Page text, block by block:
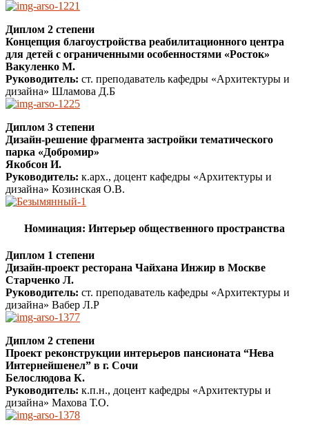
Диплом 2 степени
Концепция благоустройства реабилитационного центра
для детей с ограниченными особенностями «Росток»
Вакуленко М.
Руководитель: ст. преподаватель кафедры «Архитектуры и
дизайна» Шламова Д.Б
Диплом 3 степени
Дизайн-решение фрагмента застройки тематического
парка «Добромир»
Якобсон И.
Руководитель: к.арх., доцент кафедры «Архитектуры и
дизайна» Козинская О.В.
Номинация: Интерьер общественного пространства
Диплом 1 степени
Дизайн-проект ресторана Чайхана Инжир в Москве
Старченко Л.
Руководитель: ст. преподаватель кафедры «Архитектуры и
дизайна» Вабер Л.Р
Диплом 2 степени
Проект реконструкции интерьеров пансионата “Нева
Интернейшенел” в г. Сочи
Белослюдова К.
Руководитель: к.п.н., доцент кафедры «Архитектуры и
дизайна» Махова Т.О.